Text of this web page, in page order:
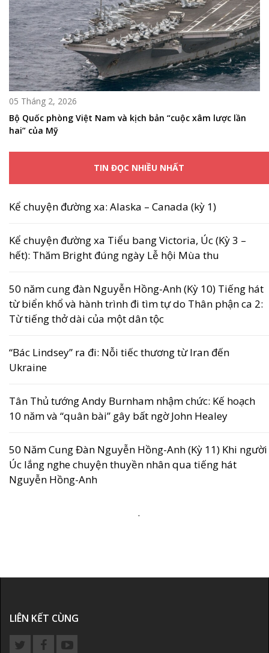
05 Tháng 2, 2026
Bộ Quốc phòng Việt Nam và kịch bản “cuộc xâm lược lần
hai” của Mỹ
TIN ĐỌC NHIỀU NHẤT
Kể chuyện đường xa: Alaska – Canada (kỳ 1)
Kể chuyện đường xa Tiểu bang Victoria, Úc (Kỳ 3 –
hết): Thăm Bright đúng ngày Lễ hội Mùa thu
50 năm cung đàn Nguyễn Hồng-Anh (Kỳ 10) Tiếng hát
từ biển khổ và hành trình đi tìm tự do Thân phận ca 2:
Từ tiếng thở dài của một dân tộc
“Bác Lindsey” ra đi: Nỗi tiếc thương từ Iran đến
Ukraine
Tân Thủ tướng Andy Burnham nhậm chức: Kế hoạch
10 năm và “quân bài” gây bất ngờ John Healey
50 Năm Cung Đàn Nguyễn Hồng-Anh (Kỳ 11) Khi người
Úc lắng nghe chuyện thuyền nhân qua tiếng hát
Nguyễn Hồng-Anh
.
LIÊN KẾT CÙNG